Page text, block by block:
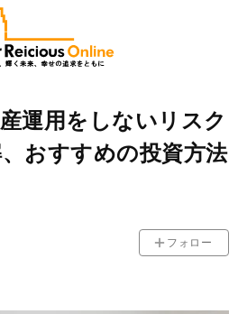
運用をしないリスク
おすすめの投資方法
フォロー